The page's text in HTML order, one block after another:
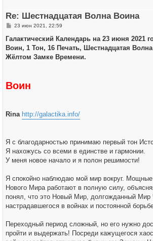
Re: Шестнадцатая Волна Воина
С
о
щ
е
23 июн 2021, 22:59
Галактический Календарь на 23 июня 2021
Воин, 1 Тон, 16 Печать, Шестнадцатая
Жёлтом Замке Времени.
Воин
Rina http://galactika.info/
Я с благодарностью принимаю первый тон
Я нахожусь со всеми в единстве и гармонии.
У меня новое начало и я полон решимости!
Я спокойно наблюдаю мой мир вокруг. Мощные
Нового Мира работают в полную силу,
понял, что это Новый Мир, долгожданный Мир
настрадавшегося в войнах и постоянной
Переходный период сложный, но его нужно
пройти и выдержать! Посреди кажущегося